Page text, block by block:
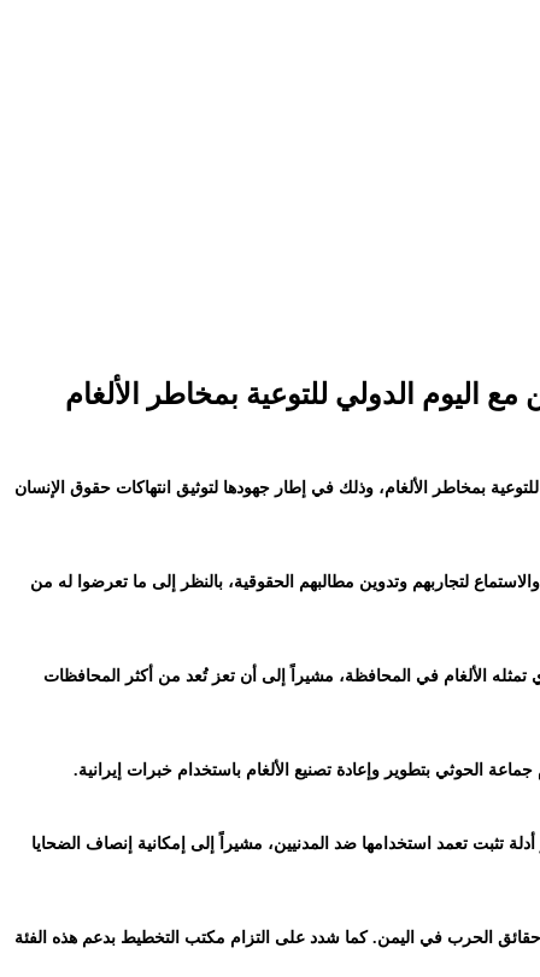
اليوم الدولي للتوعية بمخاطر الألغام
بمخاطر الألغام، وذلك في إطار جهودها لتوثيق انتهاكات حقوق الإنسان
لتجاربهم وتدوين مطالبهم الحقوقية، بالنظر إلى ما تعرضوا له من
الألغام في المحافظة، مشيراً إلى أن تعز تُعد من أكثر المحافظات
تثبت تعمد استخدامها ضد المدنيين، مشيراً إلى إمكانية إنصاف الضحايا
الحرب في اليمن. كما شدد على التزام مكتب التخطيط بدعم هذه الفئة